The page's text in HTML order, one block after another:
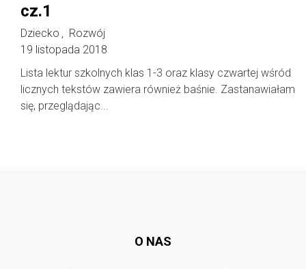
cz.1
Dziecko
Rozwój
19 listopada 2018
Lista lektur szkolnych klas 1-3 oraz klasy czwartej wśród
licznych tekstów zawiera również baśnie. Zastanawiałam
się, przeglądając...
O NAS